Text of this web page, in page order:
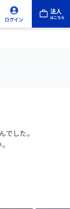
でした。